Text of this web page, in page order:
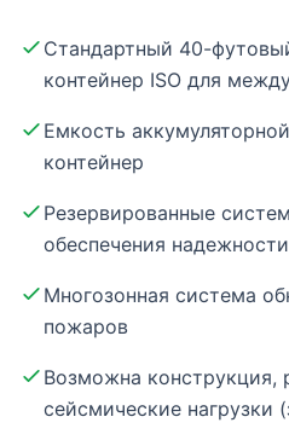
Стандартный 40-
контейнер ISO для
Емкость
контейнер
Резервированные
обеспечения
Многозонная система
пожаров
Возможна конструкция,
сейсмические нагрузки